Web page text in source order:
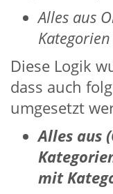
Alles aus
Kategorien
Diese Logik
dass auch
umgesetzt
Alles aus
mit